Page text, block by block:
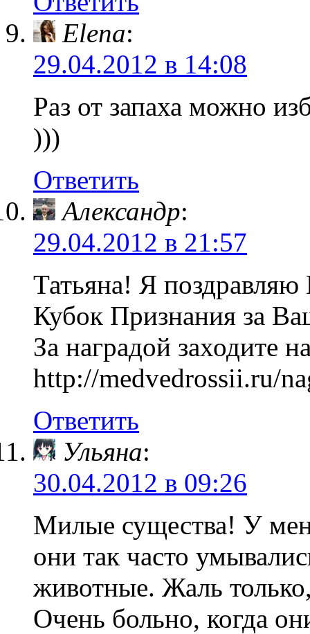
Elena:
29.04.2012 в 14:08
Раз от запаха можно
)))
Ответить
Александр:
29.04.2012 в 21:57
Татьяна! Я
Кубок Признания за
За наградой заходите
http://medvedrossii.ru/
Ответить
Ульяна:
30.04.2012 в 09:26
Милые существа! У
они так часто
животные. Жаль
Очень больно, когда